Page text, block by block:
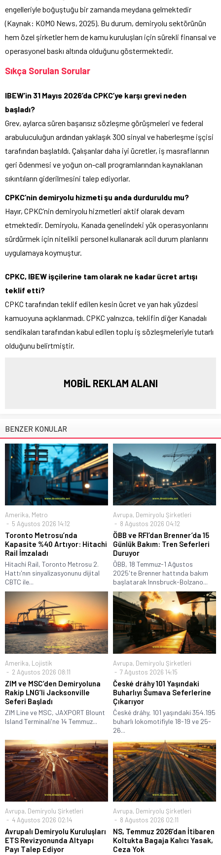
engelleriyle boğuştuğu bir zamanda meydana gelmektedir
(Kaynak: KOMO News, 2025). Bu durum, demiryolu sektörünün
hem özel şirketler hem de kamu kuruluşları için sürekli finansal ve
operasyonel baskı altında olduğunu göstermektedir.
Sıkça Sorulan Sorular
IBEW’in 31 Mayıs 2026’da CPKC’ye karşı grevi neden
başladı?
Grev, aylarca süren başarısız sözleşme görüşmeleri ve federal
arabuluculuğun ardından yaklaşık 300 sinyal ve haberleşme işçisi
tarafından başlatıldı. Çalışanlar daha iyi ücretler, iş masraflarının
geri ödenmesi ve yoğun on-call programlarından kaynaklanan
sıkıntıların giderilmesini talep ediyorlar.
CPKC’nin demiryolu hizmeti şu anda durduruldu mu?
Hayır, CPKC’nin demiryolu hizmetleri aktif olarak devam
etmektedir. Demiryolu, Kanada genelindeki yük operasyonlarını
sürdürmek için nitelikli personel kullanarak acil durum planlarını
uygulamaya koymuştur.
CPKC, IBEW işçilerine tam olarak ne kadar ücret artışı
teklif etti?
CPKC tarafından teklif edilen kesin ücret ve yan hak yüzdesi
kamuoyuna açıklanmadı. CPKC yalnızca, teklifin diğer Kanadalı
sendikaları tarafından kabul edilen toplu iş sözleşmeleriyle tutarlı
olduğunu belirtmiştir.
MOBİL REKLAM ALANI
BENZER KONULAR
Amerika, Metro
5 Ağustos 2026 14:12
Toronto Metrosu’nda
Kapasite %40 Artıyor: Hitachi
Rail İmzaladı
Hitachi Rail, Toronto Metrosu 2.
Hattı'nın sinyalizasyonunu dijital
CBTC ile...
Avrupa, Demiryolu Şirketleri
8 Ağustos 2026 04:12
ÖBB ve RFI’dan Brenner’da 15
Günlük Bakım: Tren Seferleri
Duruyor
ÖBB, 18 Temmuz-1 Ağustos
2025'te Brenner hattında bakım
başlatarak Innsbruck-Bolzano...
Amerika, Lojistik
2 Ağustos 2026 08:11
ZIM ve MSC’den Demiryoluna
Rakip LNG’li Jacksonville
Seferi Başladı
ZIM Line ve MSC, JAXPORT Blount
Island Terminali'ne 14 Temmuz...
Avrupa, Demiryolu Şirketleri
7 Ağustos 2026 14:15
České dráhy 101 Yaşındaki
Buharlıyı Šumava Seferlerine
Çıkarıyor
České dráhy, 101 yaşındaki 354.195
buharlı lokomotifiyle 18-19 ve 25-
26...
Avrupa, Demiryolu Şirketleri
4 Ağustos 2026 02:14
Avrupalı Demiryolu Kuruluşları
ETS Revizyonunda Altyapı
Payı Talep Ediyor
Avrupa, Demiryolu Şirketleri
8 Ağustos 2026 02:11
NS, Temmuz 2026’dan İtibaren
Koltukta Bagaja Kalıcı Yasak,
Ceza Yok